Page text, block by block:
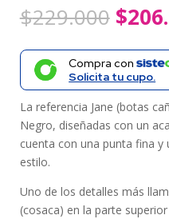
$229.000 El
precio
era:
$
Compra con
Solicita tu cupo.
La referencia Jane (botas
Negro, diseñadas con un
cuenta con una punta fina
estilo.
Uno de los detalles más
(cosaca) en la parte